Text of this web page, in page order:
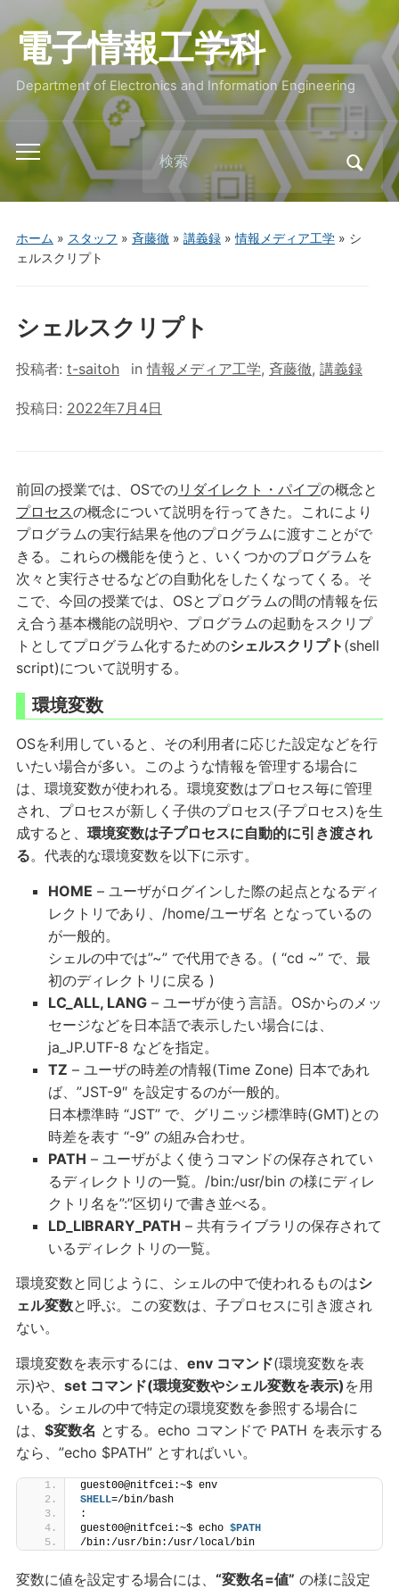
電子情報工学科
Department of Electronics and Information Engineering
Toggle
mobile
menu
Search
for:
ホーム » スタッフ » 斉藤徹» 講義録»情報メディア工学» シ
ェルスクリプト
シェルスクリプト
投稿者: t-saitoh in情報メディア工学, 斉藤徹, 講義録
投稿日: 2022年7月4日
前回の授業では、OSでのリダイレクト・パイプの概念と
プロセスの概念について説明を行ってきた。これにより
プログラムの実行結果を他のプログラムに渡すことがで
きる。これらの機能を使うと、いくつかのプログラムを
次々と実行させるなどの自動化をしたくなってくる。そ
こで、今回の授業では、OSとプログラムの間の情報を伝
え合う基本機能の説明や、プログラムの起動をスクリプ
トとしてプログラム化するためのシェルスクリプト (shell
script)について説明する。
環境変数
OSを利用していると、その利用者に応じた設定などを行
いたい場合が多い。このような情報を管理する場合に
は、環境変数が使われる。環境変数はプロセス毎に管理
され、プロセスが新しく子供のプロセス(子プロセス)を生
成すると、 環境変数は子プロセスに自動的に引き渡され
る。代表的な環境変数を以下に示す。
HOME – ユーザがログインした際の起点となるディ
レクトリであり、/home/ユーザ名 となっているの
が一般的。
シェルの中では”~” で代用できる。( “cd ~” で、最
初のディレクトリに戻る )
LC_ALL, LANG– ユーザが使う言語。OSからのメッ
セージなどを日本語で表示したい場合には、
ja_JP.UTF-8 などを指定。
TZ – ユーザの時差の情報(Time Zone) 日本であれ
ば、”JST-9″ を設定するのが一般的。
日本標準時 “JST” で、グリニッジ標準時(GMT)との
時差を表す “-9” の組み合わせ。
PATH – ユーザがよく使うコマンドの保存されてい
るディレクトリの一覧。/bin:/usr/bin の様にディレ
クトリ名を”:”区切りで書き並べる。
LD_LIBRARY_PATH – 共有ライブラリの保存されて
いるディレクトリの一覧。
環境変数と同じように、シェルの中で使われるものはシ
ェル変数と呼ぶ。この変数は、子プロセスに引き渡され
ない。
環境変数を表示するには、 env コマンド(環境変数を表
示)や、 set コマンド(環境変数やシェル変数を表示) を用
いる。シェルの中で特定の環境変数を参照する場合に
は、 $変数名 とする。echo コマンドで PATH を表示する
なら、”echo $PATH” とすればいい。
guest00@nitfcei:~$ env
SHELL=/bin/bash
:
guest00@nitfcei:~$ echo $PATH
/bin:/usr/bin:/usr/local/bin
変数に値を設定する場合には、 “変数名=値” の様に設定